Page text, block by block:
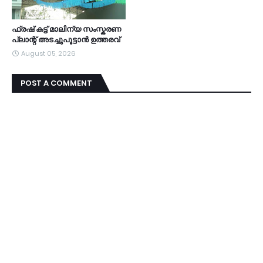
ഫ്രഷ് കട്ട് മാലിന്യ സംസ്കരണ
പ്ലാന്റ് അടച്ചുപൂട്ടാൻ ഉത്തരവ്
August 05, 2026
POST A COMMENT